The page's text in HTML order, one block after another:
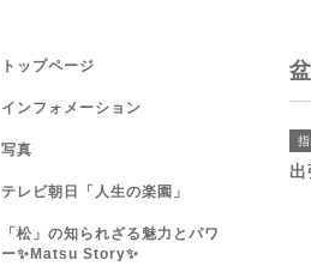
出
トップページ
インフォメーション
写真
テレビ朝日「人生の楽園」
「松」の知られざる魅力とパワ
ー✨Matsu Story✨